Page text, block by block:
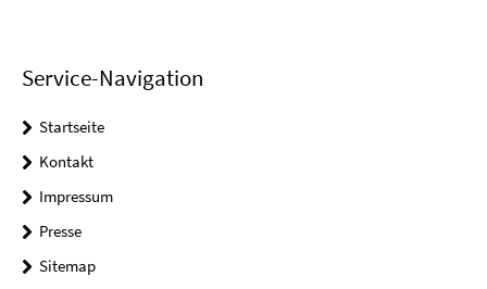
Service-Navigation
Startseite
Kontakt
Impressum
Presse
Sitemap